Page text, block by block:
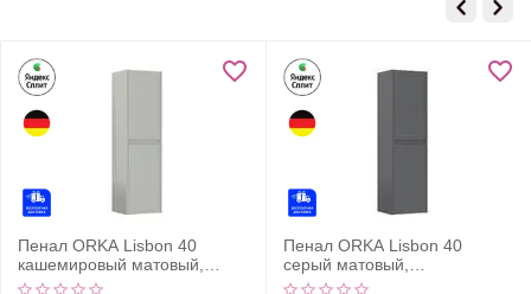
Пенал ORKA Lisbon 40
кашемировый матовый,
универсальный
Пенал ORKA Lisbon 40
серый матовый,
универсальный